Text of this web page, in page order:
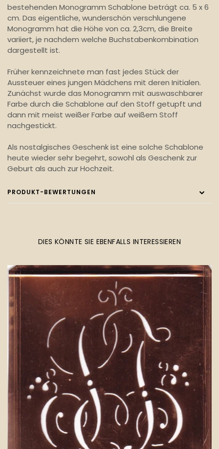
bestehenden Monogramm Schablone beträgt ca. 5 x 6
cm. Das eigentliche, wunderschön verschlungene
Monogramm hat die Höhe von ca. 2,3cm, die Breite
variiert, je nachdem welche Buchstabenkombination
dargestellt ist.
Früher kennzeichnete man fast jedes Stück der
Aussteuer eines jungen Mädchens mit deren Initialen.
Zunächst wurde das Monogramm mit auswaschbarer
Farbe durch die Schablone auf den Stoff getupft und
dann mit meist weißer Farbe auf weißem Stoff
nachgestickt.
Als nostalgisches Geschenk ist eine solche Schablone
heute wieder sehr begehrt, sowohl als Geschenk zur
Geburt als auch zur Hochzeit.
PRODUKT-BEWERTUNGEN
DIES KÖNNTE SIE EBENFALLS INTERESSIEREN